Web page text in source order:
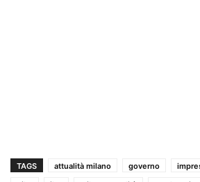
TAGS attualità milano governo